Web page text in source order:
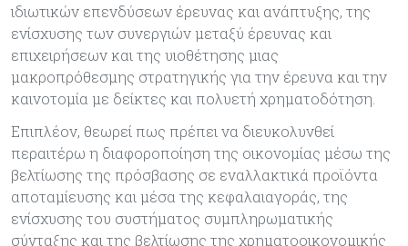
ιδιωτικών επενδύσεων έρευνας και ανάπτυξης, της
ενίσχυσης των συνεργιών μεταξύ έρευνας και
επιχειρήσεων και της υιοθέτησης μιας
μακροπρόθεσμης στρατηγικής για την έρευνα και την
καινοτομία με δείκτες και πολυετή χρηματοδότηση.
Επιπλέον, θεωρεί πως πρέπει να διευκολυνθεί
περαιτέρω η διαφοροποίηση της οικονομίας μέσω της
βελτίωσης της πρόσβασης σε εναλλακτικά προϊόντα
αποταμίευσης και μέσα της κεφαλαιαγοράς, της
ενίσχυσης του συστήματος συμπληρωματικής
σύνταξης και της βελτίωσης της χρηματοοικονομικής